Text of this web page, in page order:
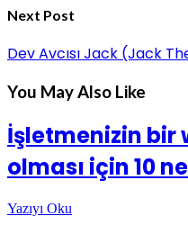
Next Post
Dev Avcısı Jack (Jack
You May Also Like
İşletmenizin bir
olması için 10
Yazıyı Oku